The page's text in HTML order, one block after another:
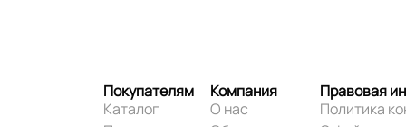
Покупателям
Каталог
Компания
О нас
Правовая
Политика